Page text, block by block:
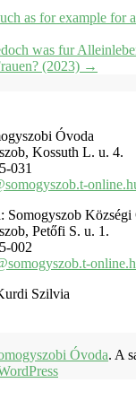
as for example for
was fur
(2023) →
Óvoda
Kossuth L. u. 4.
031
Somogyszob
Petőfi S. u. 1.
002
Szilvia
Óvoda. A